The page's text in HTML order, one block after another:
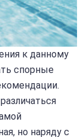
к данному
спорные
но наряду с